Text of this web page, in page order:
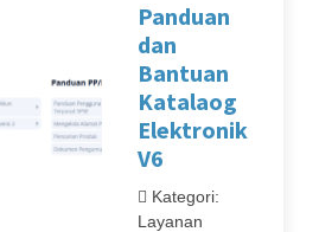
Panduan
dan
Bantuan
Katalaog
Elektronik
V6
Kategori:
Layanan